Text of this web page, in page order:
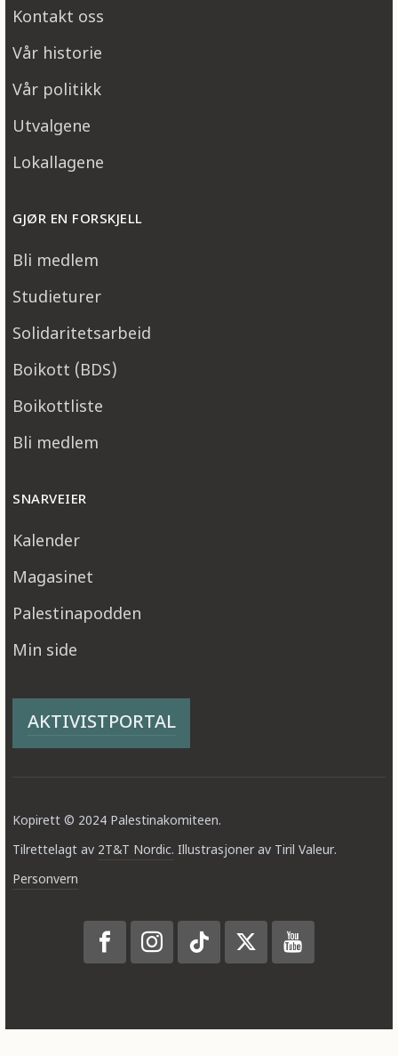
Kontakt oss
Vår historie
Vår politikk
Utvalgene
Lokallagene
GJØR EN FORSKJELL
Bli medlem
Studieturer
Solidaritetsarbeid
Boikott (BDS)
Boikottliste
Bli medlem
SNARVEIER
Kalender
Magasinet
Palestinapodden
Min side
AKTIVISTPORTAL
Kopirett © 2024 Palestinakomiteen.
Tilrettelagt av 2T&T Nordic. Illustrasjoner av Tiril Valeur.
Personvern